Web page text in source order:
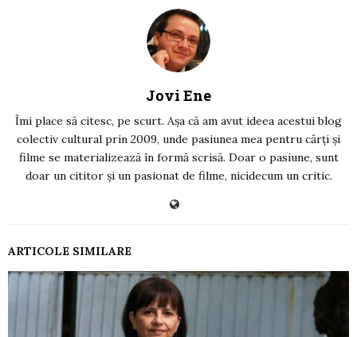
Jovi Ene
Îmi place să citesc, pe scurt. Așa că am avut ideea acestui blog
colectiv cultural prin 2009, unde pasiunea mea pentru cărți și
filme se materializează în formă scrisă. Doar o pasiune, sunt
doar un cititor și un pasionat de filme, nicidecum un critic.
ARTICOLE SIMILARE